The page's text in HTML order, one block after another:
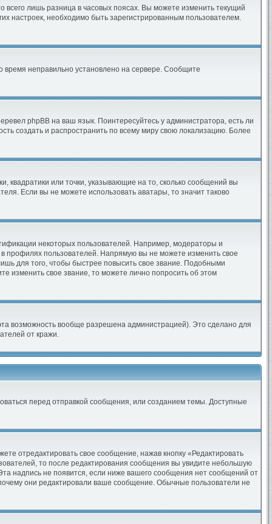
лишь разница в часовых поясах. Вы можете изменить текущий
настроек, необходимо быть зарегистрированным пользователем.
время неправильно установлено на сервере. Сообщите
phpBB на ваш язык. Поинтересуйтесь у администратора, есть ли
создать и распространить по всему миру свою локализацию. Более
квадратики или точки, указывающие на то, сколько сообщений вы
Если вы не можете использовать аватары, то значит таково
некоторых пользователей. Например, модераторы и
профилях пользователей. Напрямую вы не можете изменить свое
для того, чтобы быстрее повысить свое звание. Подобными
изменить свое звание, то можете лично попросить об этом
возможность вообще разрешена администрацией). Это сделано для
от кражи.
перед отправкой сообщения, или созданием темы. Доступные
отредактировать свое сообщение, нажав кнопку «Редактировать
то после редактирования сообщения вы увидите небольшую
надпись не появится, если ниже вашего сообщения нет сообщений от
они редактировали ваше сообщение. Обычные пользователи не